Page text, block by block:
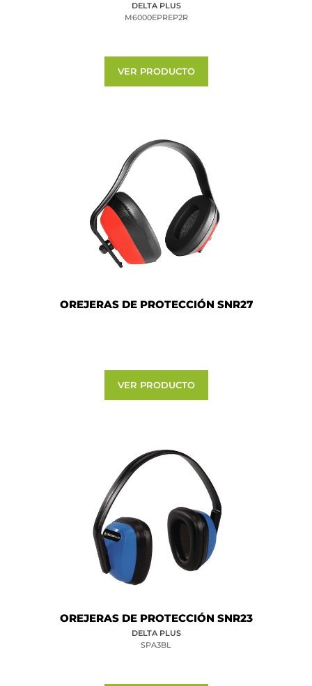
DELTA PLUS
M6000EPREP2R
VER PRODUCTO
OREJERAS DE PROTECCIÓN SNR27
VER PRODUCTO
OREJERAS DE PROTECCIÓN SNR23
DELTA PLUS
SPA3BL